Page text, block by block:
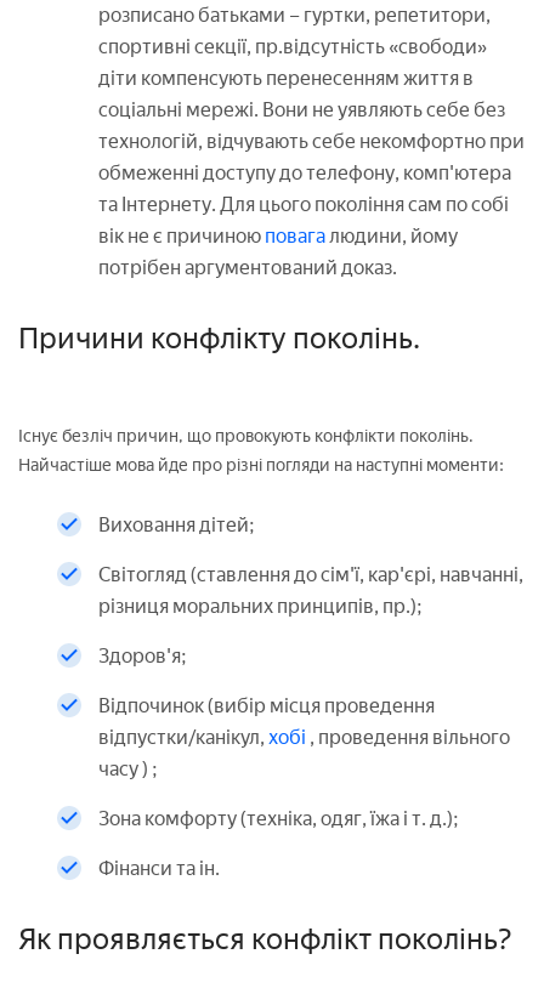
розписано батьками – гуртки, репетитори,
спортивні секції, пр.відсутність «свободи»
діти компенсують перенесенням життя в
соціальні мережі. Вони не уявляють себе без
технологій, відчувають себе некомфортно при
обмеженні доступу до телефону, комп'ютера
та Інтернету. Для цього покоління сам по собі
вік не є причиною повага людини, йому
потрібен аргументований доказ.
Причини конфлікту поколінь.
Існує безліч причин, що провокують конфлікти поколінь.
Найчастіше мова йде про різні погляди на наступні моменти:
Виховання дітей;
Світогляд (ставлення до сім'ї, кар'єрі, навчанні,
різниця моральних принципів, пр.);
Здоров'я;
Відпочинок (вибір місця проведення
відпустки/канікул, хобі , проведення вільного
часу ) ;
Зона комфорту (техніка, одяг, їжа і т. д.);
Фінанси та ін.
Як проявляється конфлікт поколінь?